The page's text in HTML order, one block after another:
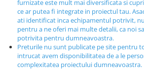
furnizate este mult mai diversificata si
ce ar putea fi integrate in proiectul tau.
ati identificat inca echipamentul potrivit,
pentru a ne oferi mai multe detalii, ca noi
potrivita pentru dumneavoastra.
Preturile nu sunt publicate pe site pentru
intrucat avem disponibilitatea de a le
complexitatea proiectului dumneavoastra.